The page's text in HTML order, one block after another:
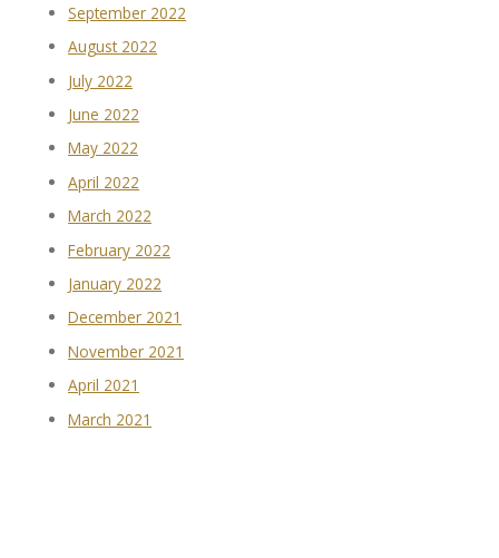
September 2022
August 2022
July 2022
June 2022
May 2022
April 2022
March 2022
February 2022
January 2022
December 2021
November 2021
April 2021
March 2021